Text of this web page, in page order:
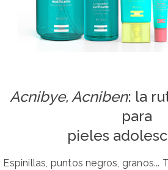
Acnibye, Acniben: la
para
pieles
Espinillas, puntos negros, granos...